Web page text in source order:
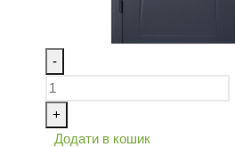
-
+
Додати в кошик